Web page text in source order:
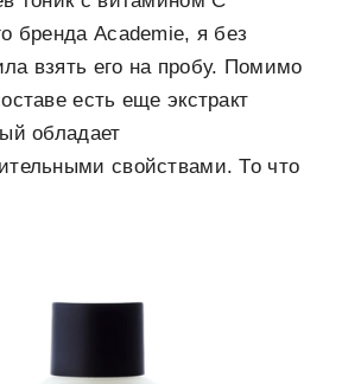
бренда Academie, я без
взять его на пробу. Помимо
есть еще экстракт
обладает
свойствами. То что